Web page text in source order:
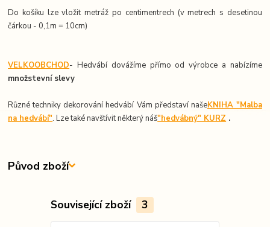
Do košíku lze vložit metráž po centimentrech (v metrech s desetinou
čárkou - 0,1m = 10cm)
VELKOOBCHOD- Hedvábí dovážíme přímo od výrobce a nabízíme
množstevní slevy
Různé techniky dekorování hedvábí Vám představí našeKNIHA "Malba
na hedvábí". Lze také navštívit některý náš"hedvábný" KURZ .
Původ zboží
Související zboží 3